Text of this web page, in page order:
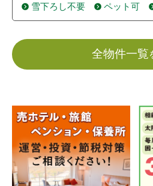
雪下ろし不要
ペット可
全物件一覧